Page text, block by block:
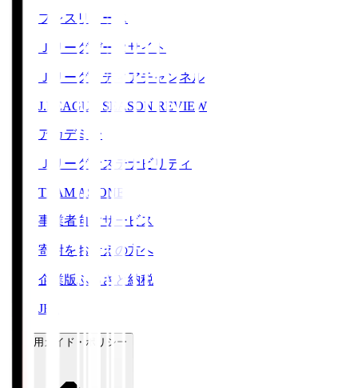
プレスリリース
Ｊリーグデータサイト
Ｊリーグメディアチャンネル
J.LEAGUE SEASON REVIEW
アカデミー
Ｊリーグサステナビリティ
TEAM AS ONE
事業者向けサービス
寄附をお考えの方へ
企業版ふるさと納税
JFA
ご利用ガイド・ポリシー